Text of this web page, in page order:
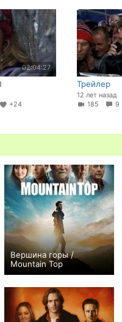
02:04:27
+24
Трейлер
12 лет назад
185
9
Вершина горы /
Mountain Top
0